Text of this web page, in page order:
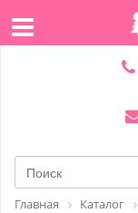
Главная Каталог